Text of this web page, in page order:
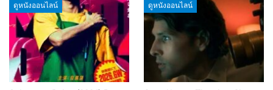
ดูหนังออนไลน์ ดูหนังออนไลน์